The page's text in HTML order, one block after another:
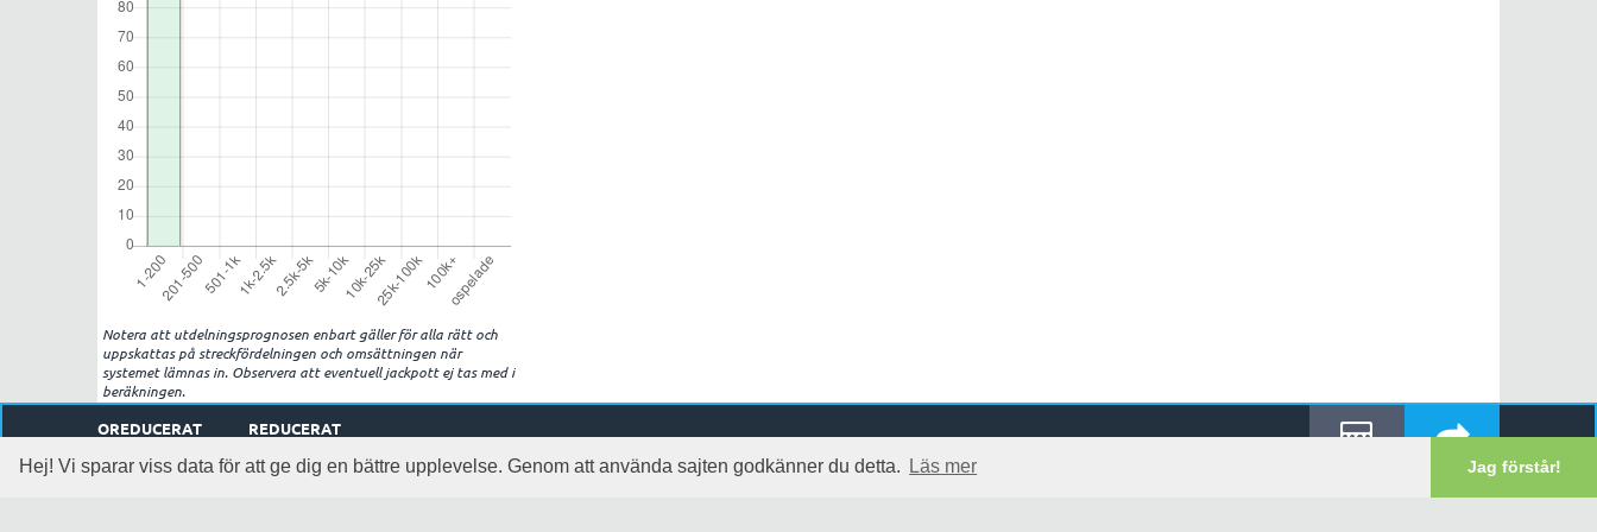
Hej! Vi sparar viss data för att ge dig en bättre upplevelse. Genom att använda sajten godkänner du detta. Läs mer Jag förstår!
Notera att utdelningsprognosen enbart gäller för alla rätt och
uppskattas på streckfördelningen och omsättningen när
systemet lämnas in. Observera att eventuell jackpott ej tas med i
beräkningen.
OREDUCERAT
Pris:
kr
REDUCERAT
Pris: 1 kr efter 0% reducering (-0kr) Lämna In